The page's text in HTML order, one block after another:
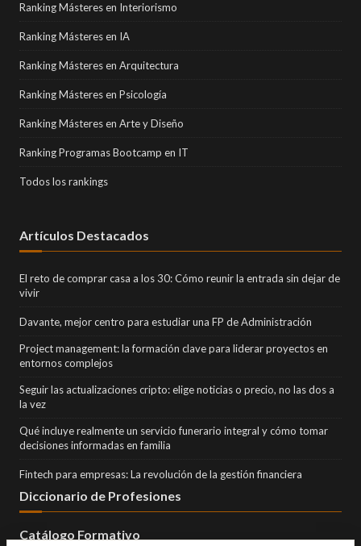
Ranking Másteres en Interiorismo
Ranking Másteres en IA
Ranking Másteres en Arquitectura
Ranking Másteres en Psicología
Ranking Másteres en Arte y Diseño
Ranking Programas Bootcamp en IT
Todos los rankings
Artículos Destacados
El reto de comprar casa a los 30: Cómo reunir la entrada sin dejar de
vivir
Davante, mejor centro para estudiar una FP de Administración
Project management: la formación clave para liderar proyectos en
entornos complejos
Seguir las actualizaciones cripto: elige noticias o precio, no las dos a
la vez
Qué incluye realmente un servicio funerario integral y cómo tomar
decisiones informadas en familia
Fintech para empresas: La revolución de la gestión financiera
Diccionario de Profesiones
Catálogo Formativo